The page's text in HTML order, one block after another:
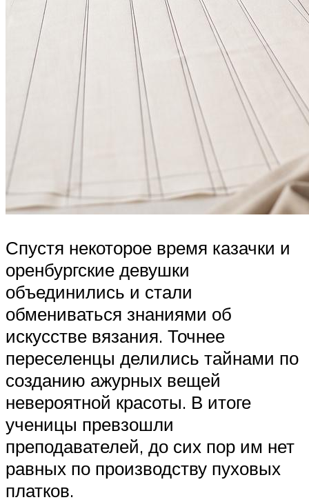
Спустя некоторое время казачки и
оренбургские девушки
объединились и стали
обмениваться знаниями об
искусстве вязания. Точнее
переселенцы делились тайнами по
созданию ажурных вещей
невероятной красоты. В итоге
ученицы превзошли
преподавателей, до сих пор им нет
равных по производству пуховых
платков.